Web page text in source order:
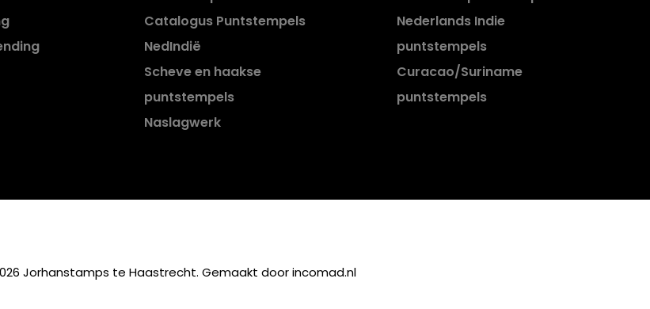
Catalogus Puntstempels
NedIndië
Scheve en haakse
puntstempels
Naslagwerk
Nederlands Indie
puntstempels
Curacao/Suriname
puntstempels
Jorhanstamps te Haastrecht. Gemaakt doorincomad.nl